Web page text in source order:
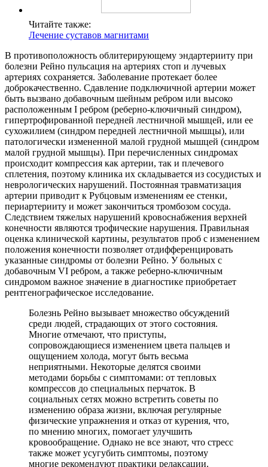
Читайте также:
Лечение суставов магнитами
В противоположность облитерирующему эндартерииту при
болезни Рейно пульсация на артериях стоп и лучевых
артериях сохраняется. Заболевание протекает более
доброкачественно. Сдавление подключичной артерии может
быть вызвано добавочным шейным ребром или высоко
расположенным I ребром (реберно-ключичный синдром),
гипертрофированной передней лестничной мышцей, или ее
сухожилием (синдром передней лестничной мышцы), или
патологически измененной малой грудной мышцей (синдром
малой грудной мышцы). При перечисленных синдромах
происходит компрессия как артерии, так и плечевого
сплетения, поэтому клиника их складывается из сосудистых и
неврологических нарушений. Постоянная травматизация
артерии приводит к Рубцовым изменениям ее стенки,
периартерииту и может закончиться тромбозом сосуда.
Следствием тяжелых нарушений кровоснабжения верхней
конечности являются трофические нарушения. Правильная
оценка клинической картины, результатов проб с изменением
положения конечности позволяет отдифференцировать
указанные синдромы от болезни Рейно. У больных с
добавочным VI ребром, а также реберно-ключичным
синдромом важное значение в диагностике приобретает
рентгенографическое исследование.
Болезнь Рейно вызывает множество обсуждений
среди людей, страдающих от этого состояния.
Многие отмечают, что приступы,
сопровождающиеся изменением цвета пальцев и
ощущением холода, могут быть весьма
неприятными. Некоторые делятся своими
методами борьбы с симптомами: от тепловых
компрессов до специальных перчаток. В
социальных сетях можно встретить советы по
изменению образа жизни, включая регулярные
физические упражнения и отказ от курения, что,
по мнению многих, помогает улучшить
кровообращение. Однако не все знают, что стресс
также может усугубить симптомы, поэтому
многие рекомендуют практики релаксации.